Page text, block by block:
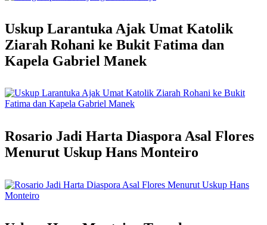
Uskup Larantuka Ajak Umat Katolik
Ziarah Rohani ke Bukit Fatima dan
Kapela Gabriel Manek
Rosario Jadi Harta Diaspora Asal Flores
Menurut Uskup Hans Monteiro